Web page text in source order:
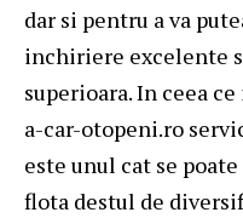
dar si pentru a va
inchiriere excelente
superioara. In ceea
a-car-otopeni.ro
este unul cat se
flota destul de